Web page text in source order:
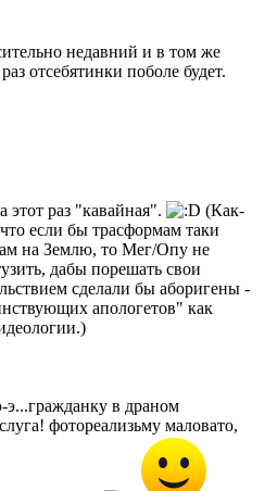
недавний и в том же
отсебятинки поболе будет.
этот раз "кавайная".
(Как-
если бы трасформам таки
на Землю, то Мег/Опу не
дабы порешать свои
сделали бы аборигены -
апологетов" как
э...гражданку в драном
фотореализьму маловато,